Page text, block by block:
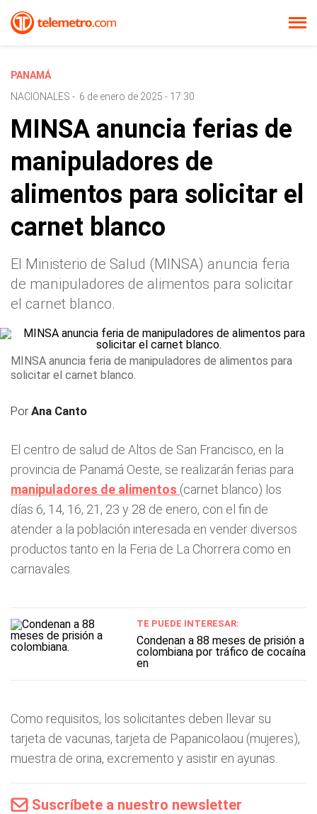
PANAMÁ
NACIONALES - 6 de enero de 2025 - 17:30
MINSA anuncia ferias de
manipuladores de
alimentos para solicitar el
carnet blanco
El Ministerio de Salud (MINSA) anuncia feria
de manipuladores de alimentos para solicitar
el carnet blanco.
MINSA anuncia feria de manipuladores de alimentos para
solicitar el carnet blanco.
PorAna Canto
El centro de salud de Altos de San Francisco, en la
provincia de Panamá Oeste, se realizarán ferias para
manipuladores de alimentos (carnet blanco) los
días 6, 14, 16, 21, 23 y 28 de enero, con el fin de
atender a la población interesada en vender diversos
productos tanto en la Feria de La Chorrera como en
carnavales.
TE PUEDE INTERESAR:
Condenan a 88 meses de prisión a
colombiana por tráfico de cocaína
en
Como requisitos, los solicitantes deben llevar su
tarjeta de vacunas, tarjeta de Papanicolaou (mujeres),
muestra de orina, excremento y asistir en ayunas.
Suscríbete a nuestro newsletter